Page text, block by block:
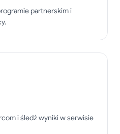
partnerskim i
i śledź wyniki w serwisie